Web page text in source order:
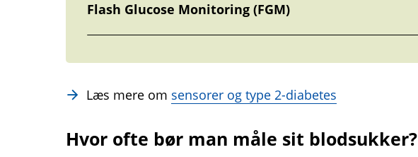
Flash Glucose Monitoring (FGM)
Læs mere om sensorer og type 2-diabetes
Hvor ofte bør man måle sit blodsukker?